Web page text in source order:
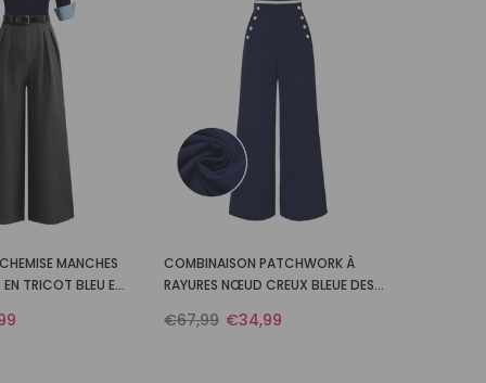
MANCHES
TRICOT BLEU ET
COMBINAISON PATCHWORK À
RAYURES NŒUD CREUX BLEUE DES
€67,99 €34,99